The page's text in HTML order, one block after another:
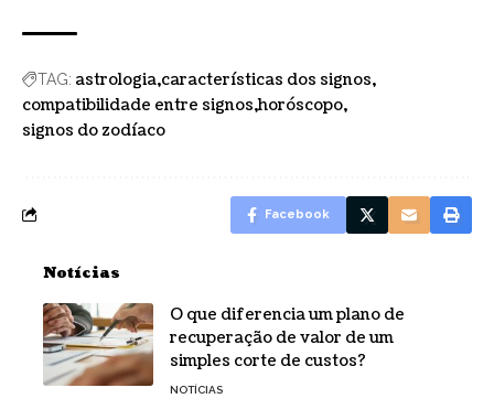
TAG: astrologia características dos signos
compatibilidade entre signos horóscopo
signos do zodíaco
Facebook
Notícias
O que diferencia um plano de
recuperação de valor de um
simples corte de custos?
NOTÍCIAS